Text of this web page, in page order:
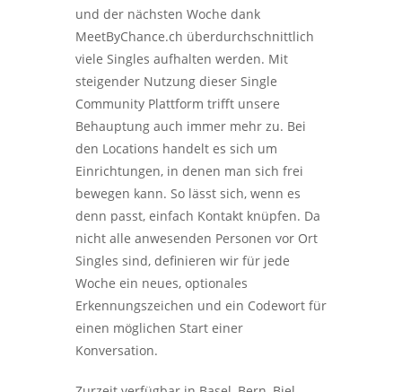
und der nächsten Woche dank
MeetByChance.ch überdurchschnittlich
viele Singles aufhalten werden. Mit
steigender Nutzung dieser Single
Community Plattform trifft unsere
Behauptung auch immer mehr zu. Bei
den Locations handelt es sich um
Einrichtungen, in denen man sich frei
bewegen kann. So lässt sich, wenn es
denn passt, einfach Kontakt knüpfen. Da
nicht alle anwesenden Personen vor Ort
Singles sind, definieren wir für jede
Woche ein neues, optionales
Erkennungszeichen und ein Codewort für
einen möglichen Start einer
Konversation.